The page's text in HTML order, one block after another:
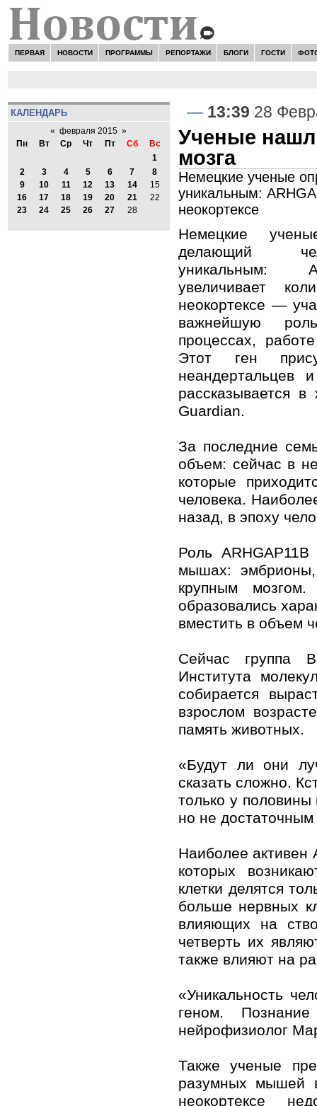
ПЕРВАЯ НОВОСТИ ПРОГРАММЫ РЕПОРТАЖИ БЛОГИ ГОСТИ
КАЛЕНДАРЬ
« февраля 2015 »
Пн
Вт Ср Чт Пт Сб
Вс
1
2
3 4 5 6 7
8
9
10 11 12 13 14
15
16
17 18 19 20 21
22
23
24 25 26 27 28
— 13:39 28
Ученые
мозга
Немецкие ученые
уникальным:
неокортексе
Немецкие
делающий
уникальным:
увеличивает
неокортексе —
важнейшую
процессах,
Этот ген
неандертальцев
рассказывается
Guardian.
За последние
объем: сейчас в
которые
человека.
назад, в эпоху
Роль
мышах:
крупным
образовались
вместить в объем
Сейчас группа
Института
собирается
взрослом
память животных.
«Будут ли они
сказать сложно.
только у
но не
Наиболее активен
которых
клетки делятся
больше нервных
влияющих на
четверть их
также влияют на
«Уникальность
геном.
нейрофизиолог
Также ученые
разумных мышей
неокортексе